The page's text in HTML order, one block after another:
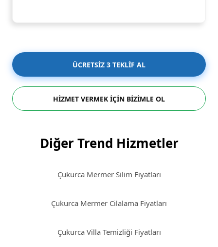
ÜCRETSİZ 3 TEKLİF AL
HİZMET VERMEK İÇİN BİZİMLE OL
Diğer Trend Hizmetler
Çukurca Mermer Silim Fiyatları
Çukurca Mermer Cilalama Fiyatları
Çukurca Villa Temizliği Fiyatları